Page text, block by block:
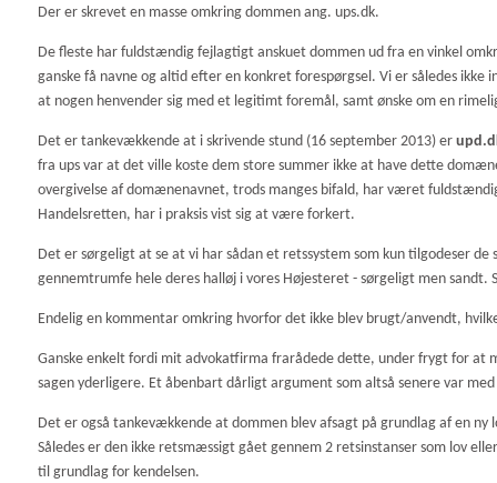
Der er skrevet en masse omkring dommen ang. ups.dk.
De fleste har fuldstændig fejlagtigt anskuet dommen ud fra en vinkel
ganske få navne og altid efter en konkret forespørgsel. Vi er således
at nogen henvender sig med et legitimt foremål, samt ønske om en
Det er tankevækkende at i skrivende stund (16 september 2013) er
fra ups var at det ville koste dem store summer ikke at have dette
overgivelse af domænenavnet, trods manges bifald, har været
Handelsretten, har i praksis vist sig at være forkert.
Det er sørgeligt at se at vi har sådan et retssystem som kun tilgodeser
gennemtrumfe hele deres halløj i vores Højesteret - sørgeligt men
Endelig en kommentar omkring hvorfor det ikke blev brugt/anvendt,
Ganske enkelt fordi mit advokatfirma frarådede dette, under frygt for at
sagen yderligere. Et åbenbart dårligt argument som altså senere var
Det er også tankevækkende at dommen blev afsagt på grundlag af en
Således er den ikke retsmæssigt gået gennem 2 retsinstanser som lov
til grundlag for kendelsen.